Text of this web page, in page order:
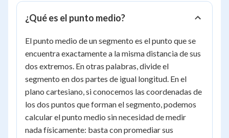
¿Qué es el punto medio?
El punto medio de un segmento es el punto que se
encuentra exactamente a la misma distancia de sus
dos extremos. En otras palabras, divide el
segmento en dos partes de igual longitud. En el
plano cartesiano, si conocemos las coordenadas de
los dos puntos que forman el segmento, podemos
calcular el punto medio sin necesidad de medir
nada físicamente: basta con promediar sus